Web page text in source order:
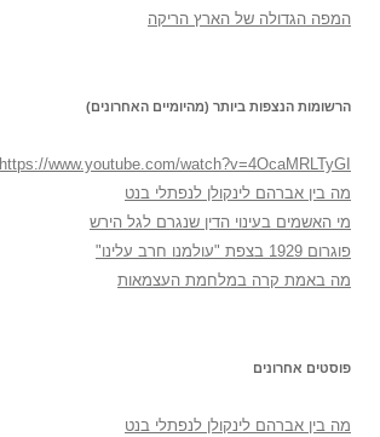
המפה הגדולה של הארץ הריקה
הרשומות הנצפות ביותר (מהיומיים האחרונים)
https://www.youtube.com/watch?v=4OcaMRLTyGI
מה בין אברהם לינקולן לנפתלי בנט
מי האשמים בעינוי הדין שנגרם לגל הירש
פוגרום 1929 בצפת "עולמנו חרב עלינו"
מה באמת קרה במלחמת העצמאות
פוסטים אחרונים
מה בין אברהם לינקולן לנפתלי בנט